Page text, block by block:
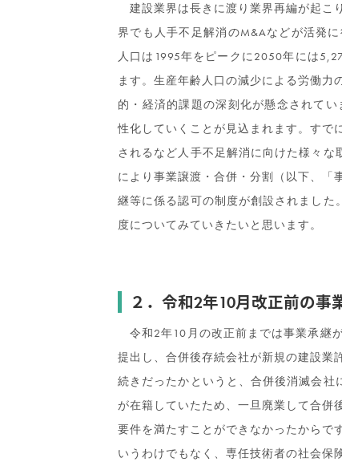
建設業界は長きに渡り業界再編が起こ
界でも人手不足解消のM&Aなどが活発
人口は1995年をピークに2050年には
ます。生産年齢人口の減少による労働力
的・経済的課題の深刻化が懸念されて
性化していくことが見込まれます。すで
されるなど人手不足解消に向けた様々
により事業譲渡・合併・分割（以下、「
継等に係る認可の制度が創設されまし
度についてみていきたいと思います。
２．令和2年10月改正前の事
令和2年10月の改正前までは事業承継
提出し、合併後存続会社が新規の建設業
続きだったかというと、合併後消滅会
が在籍していたため、一旦廃業して合併
要件を満たすことができなかったからで
いうわけでもなく、専任技術者の社会保